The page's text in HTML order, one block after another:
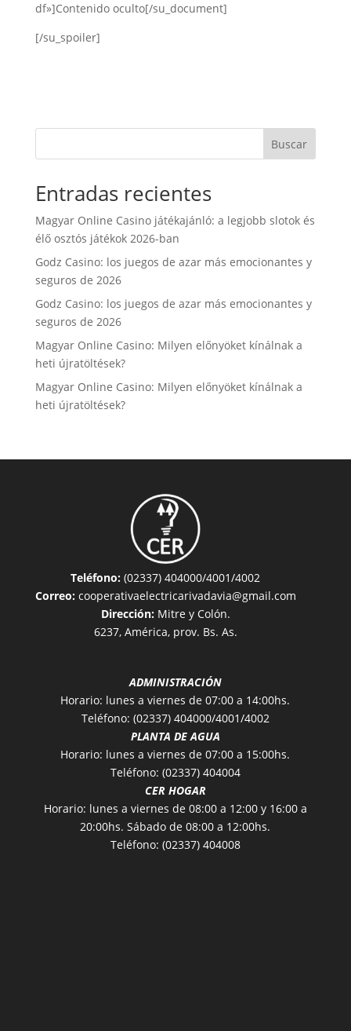
df»]Contenido oculto[/su_document]
[/su_spoiler]
Buscar
Entradas recientes
Magyar Online Casino játékajánló: a legjobb slotok és
élő osztós játékok 2026-ban
Godz Casino: los juegos de azar más emocionantes y
seguros de 2026
Godz Casino: los juegos de azar más emocionantes y
seguros de 2026
Magyar Online Casino: Milyen előnyöket kínálnak a
heti újratöltések?
Magyar Online Casino: Milyen előnyöket kínálnak a
heti újratöltések?
Teléfono: (02337) 404000/4001/4002
Correo:cooperativaelectricarivadavia@gmail.com
Dirección: Mitre y Colón.
6237, América, prov. Bs. As.
ADMINISTRACIÓN
Horario: lunes a viernes de 07:00 a 14:00hs.
Teléfono: (02337) 404000/4001/4002
PLANTA DE AGUA
Horario: lunes a viernes de 07:00 a 15:00hs.
Teléfono: (02337) 404004
CER HOGAR
Horario: lunes a viernes de 08:00 a 12:00 y 16:00 a
20:00hs. Sábado de 08:00 a 12:00hs.
Teléfono: (02337) 404008